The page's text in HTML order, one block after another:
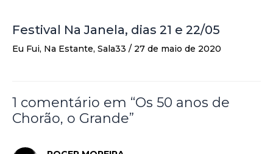
Festival Na Janela, dias 21 e 22/05
Eu Fui, Na Estante, Sala33 / 27 de maio de 2020
1 comentário em “Os 50 anos de
Chorão, o Grande”